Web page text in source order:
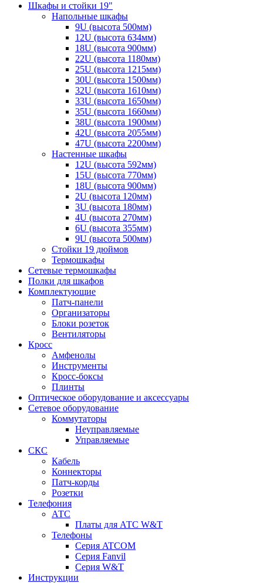
Шкафы и стойки 19"
Напольные шкафы
9U (высота 500мм)
12U (высота 634мм)
18U (высота 900мм)
22U (высота 1180мм)
25U (высота 1215мм)
30U (высота 1500мм)
32U (высота 1610мм)
33U (высота 1650мм)
35U (высота 1660мм)
38U (высота 1900мм)
42U (высота 2055мм)
47U (высота 2200мм)
Настенные шкафы
12U (высота 592мм)
15U (высота 770мм)
18U (высота 900мм)
2U (высота 120мм)
3U (высота 180мм)
4U (высота 270мм)
6U (высота 355мм)
9U (высота 500мм)
Стойки 19 дюймов
Термошкафы
Сетевые термошкафы
Полки для шкафов
Комплектующие
Патч-панели
Организаторы
Блоки розеток
Вентиляторы
Кросс
Амфенолы
Инструменты
Кросс-боксы
Плинты
Оптическое оборудование и аксессуары
Сетевое оборудование
Коммутаторы
Неуправляемые
Управляемые
СКС
Кабель
Коннекторы
Патч-корды
Розетки
Телефония
АТС
Платы для АТС W&T
Телефоны
Серия ATCOM
Серия Fanvil
Серия W&T
Инструкции